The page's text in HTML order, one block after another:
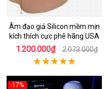
Âm đạo giả Silicon mềm mịn
kích thích cực phê hãng USA
1.200.000₫ 2.073.000₫
-17%